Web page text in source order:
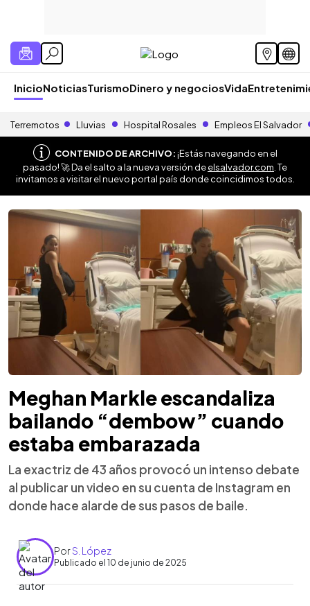
InicioNoticiasTurismoDinero y negociosVida
Terremotos Lluvias Hospital Rosales Empleos El Salvador
CONTENIDO DE ARCHIVO:¡Estás navegando en el
pasado! 🚀 Da el salto a la nueva versión deelsalvador.com . Te
invitamos a visitar el nuevo portal país donde coincidimos todos.
Meghan Markle escandaliza
bailando “dembow” cuando
estaba embarazada
La exactriz de 43 años provocó un intenso debate
al publicar un video en su cuenta de Instagram en
donde hace alarde de sus pasos de baile.
PorS. López
Publicado el 10 de junio de 2025